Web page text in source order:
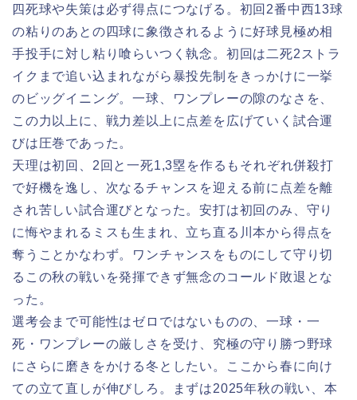
四死球や失策は必ず得点につなげる。初回2番中西13球
の粘りのあとの四球に象徴されるように好球見極め相
手投手に対し粘り喰らいつく執念。初回は二死2ストラ
イクまで追い込まれながら暴投先制をきっかけに一挙
のビッグイニング。一球、ワンプレーの隙のなさを、
この力以上に、戦力差以上に点差を広げていく試合運
びは圧巻であった。
天理は初回、2回と一死1,3塁を作るもそれぞれ併殺打
で好機を逸し、次なるチャンスを迎える前に点差を離
され苦しい試合運びとなった。安打は初回のみ、守り
に悔やまれるミスも生まれ、立ち直る川本から得点を
奪うことかなわず。ワンチャンスをものにして守り切
るこの秋の戦いを発揮できず無念のコールド敗退とな
った。
選考会まで可能性はゼロではないものの、一球・一
死・ワンプレーの厳しさを受け、究極の守り勝つ野球
にさらに磨きをかける冬としたい。ここから春に向け
ての立て直しが伸びしろ。まずは2025年秋の戦い、本